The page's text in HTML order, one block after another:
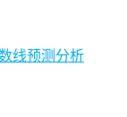
线预测分析